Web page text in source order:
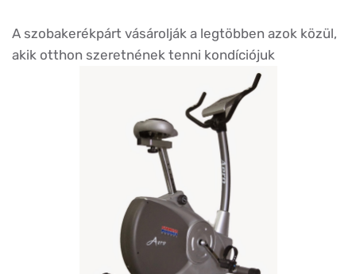
A szobakerékpárt vásárolják a legtöbben azok közül,
akik otthon szeretnének tenni kondíciójuk